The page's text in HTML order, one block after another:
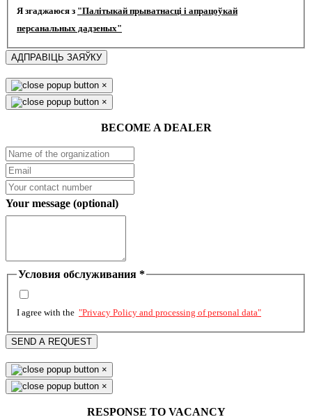
Я згаджаюся з "Палітыкай прыватнасці і апрацоўкай
персанальных дадзеных"
АДПРАВІЦЬ ЗАЯЎКУ
×
×
BECOME A DEALER
Your message (optional)
Условия обслуживания *
I agree with the "Privacy Policy and processing of personal data"
SEND A REQUEST
×
×
RESPONSE TO VACANCY